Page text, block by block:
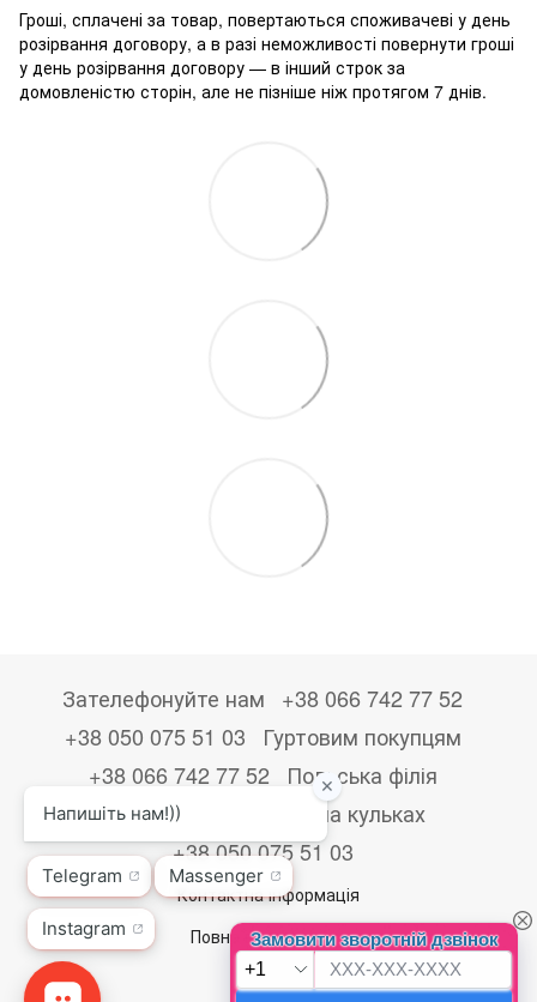
Гроші, сплачені за товар, повертаються споживачеві у день
розірвання договору, а в разі неможливості повернути гроші
у день розірвання договору — в інший строк за
домовленістю сторін, але не пізніше ніж протягом 7 днів.
Зателефонуйте нам
+38 066 742 77 52
+38 050 075 51 03
Гуртовим покупцям
+38 066 742 77 52
Польська філія
+48533867723
Друк на кульках
+38 050 075 51 03
Контактна інформація
Повна версія сайту
© 2026